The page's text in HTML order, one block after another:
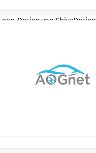
Design von ShivaDesign